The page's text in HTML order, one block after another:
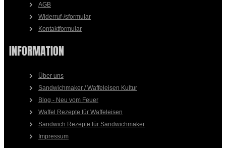
AGB
Widerruf-/sformular
Kontaktformular
INFORMATION
Über uns
Sandwichmaker / Waffeleisen Kultur
Blog - Neu vom Feuer
Waffel Rezepte für Waffeleisen
Sandwich Rezepte für Sandwichmaker
Impressum